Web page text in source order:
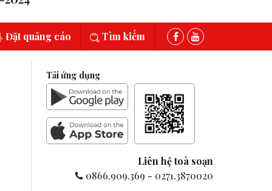
Đặt quảng cáo Tìm kiếm
Tải ứng dụng
Liên hệ toà soạn
0866.909.369 - 0271.3870020